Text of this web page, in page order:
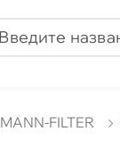
MANN-FILTER